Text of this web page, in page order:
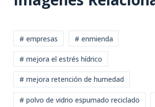
# empresas # enmienda
# mejora el estrés hídrico
# mejora retención de humedad
# polvo de vidrio espumado reciclado